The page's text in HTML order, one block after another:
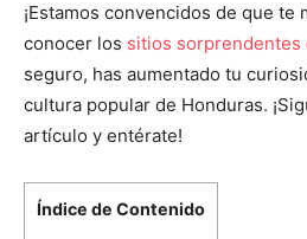
¡Estamos convencidos de que te
conocer los sitios sorprendentes
seguro, has aumentado tu
cultura popular de Honduras.
artículo y entérate!
Índice de Contenido